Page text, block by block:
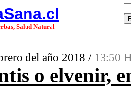
Salud Natural
del año 2018 / 13:50
o elvenir,